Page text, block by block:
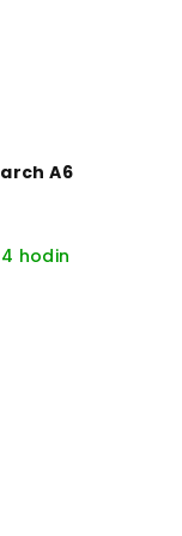
A6
hodin